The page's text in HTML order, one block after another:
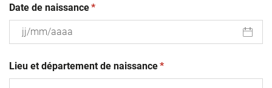
Date de naissance(obligatoire)
*
slash
MM
Lieu et département de naissance(obligatoire)
*